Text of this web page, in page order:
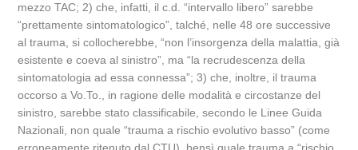
mezzo TAC; 2) che, infatti, il c.d. “intervallo libero” sarebbe
“prettamente sintomatologico”, talché, nelle 48 ore successive
al trauma, si collocherebbe, “non l’insorgenza della malattia, già
esistente e coeva al sinistro”, ma “la recrudescenza della
sintomatologia ad essa connessa”; 3) che, inoltre, il trauma
occorso a Vo.To., in ragione delle modalità e circostanze del
sinistro, sarebbe stato classificabile, secondo le Linee Guida
Nazionali, non quale “trauma a rischio evolutivo basso” (come